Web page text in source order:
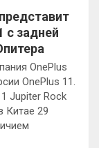
с задней
OnePlus
OnePlus 11.
Jupiter Rock
Китае 29